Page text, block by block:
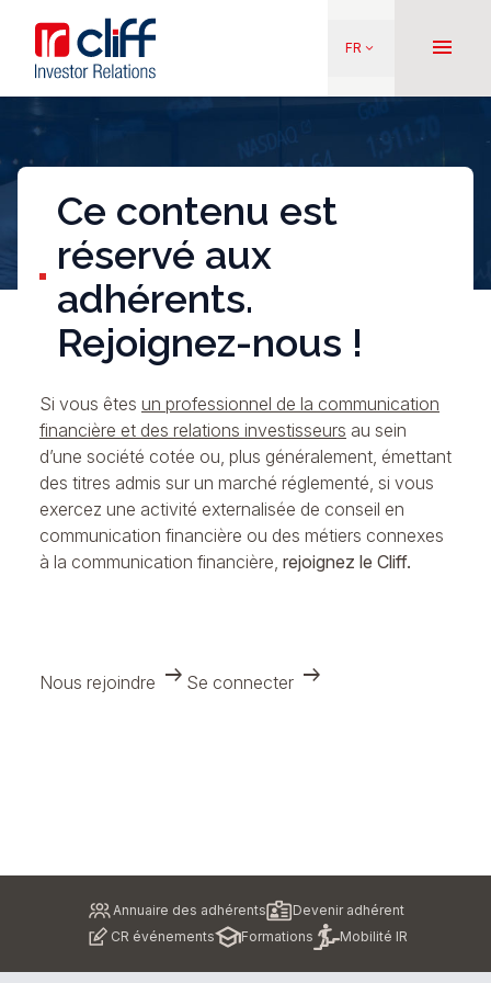
contenu
principal
Aller directement au contenu
FR keyboard_arrow_down menu
Ce contenu est
réservé aux
adhérents.
Rejoignez-nous !
Si vous êtes un professionnel de la communication
financière et des relations investisseurs au sein
d’une société cotée ou, plus généralement, émettant
des titres admis sur un marché réglementé, si vous
exercez une activité externalisée de conseil en
communication financière ou des métiers connexes
à la communication financière, rejoignez le Cliff.
Nous rejoindre arrow_right_alt Se connecter arrow_right_alt
Annuaire des adhérents
Devenir adhérent
CR événements
Formations Mobilité IR